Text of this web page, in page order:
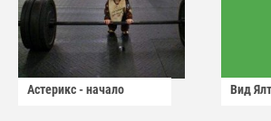
Астерикс - начало Вид